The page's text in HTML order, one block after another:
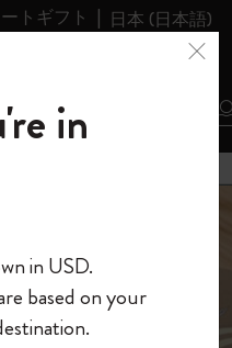
トギフト 日本 (日本語)
ール
ようこそ
in
in USD.
based on your